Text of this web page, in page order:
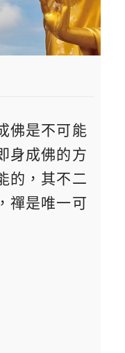
佛是不可能
身成佛的方
的，其不二
禪是唯一可